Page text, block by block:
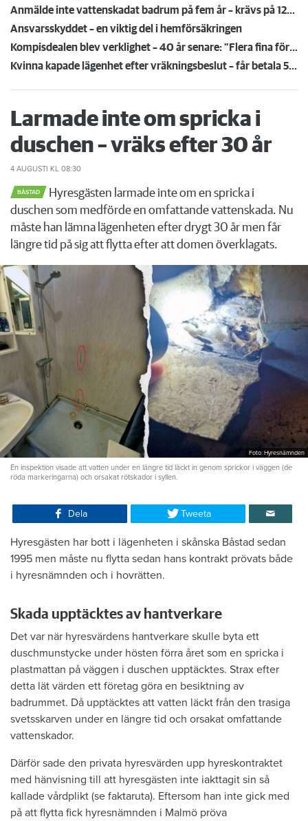
Anmälde inte vattenskadat badrum på fem år – krävs på 125 000 kronor
Ansvarsskyddet – en viktig del i hemförsäkringen
Kompisdealen blev verklighet – 40 år senare: "Flera fina fördelar med att dela bostad"
Kvinna kapade lägenhet efter vräkningsbeslut – får betala 50 000
Larmade inte om spricka i
duschen – vräks efter 30 år
4 AUGUSTI KL 08:30
BÅSTAD
Hyresgästen larmade inte om en spricka i
duschen som medförde en omfattande vattenskada. Nu
måste han lämna lägenheten efter drygt 30 år men får
längre tid på sig att flytta efter att domen överklagats.
Foto: Hyresnämnden
En inspektion visade att vatten under en längre tid läckt in genom sprickor i väggen (de
röda markeringarna) och orsakat rötskador i syllen.
Dela Tweeta
Hyresgästen har bott i lägenheten i skånska Båstad sedan
1995 men måste nu flytta sedan hans kontrakt prövats både
i hyresnämnden och i hovrätten.
Skada upptäcktes av hantverkare
Det var när hyresvärdens hantverkare skulle byta ett
duschmunstycke under hösten förra året som en spricka i
plastmattan på väggen i duschen upptäcktes. Strax efter
detta lät värden ett företag göra en besiktning av
badrummet. Då upptäcktes att vatten läckt från den trasiga
svetsskarven under en längre tid och orsakat omfattande
vattenskador.
Därför sade den privata hyresvärden upp hyreskontraktet
med hänvisning till att hyresgästen inte iakttagit sin så
kallade vårdplikt (se faktaruta). Eftersom han inte gick med
på att flytta fick hyresnämnden i Malmö pröva